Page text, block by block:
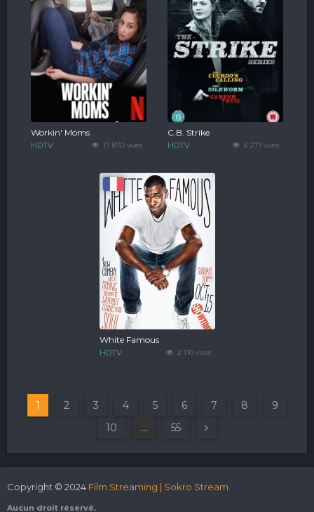
17 870 vues
Workin' Moms
HDTV 6 271 vues
C.B. Strike
HDTV
2 110 vues
White Famous
HDTV
1 2 3 4 5 6 7 8
9
10
... 55
Copyright © 2024 Film Streaming | Sokro Stream.
Aucun droit réservé.